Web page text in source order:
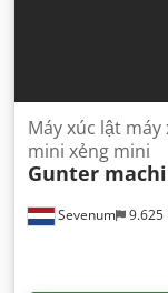
Sevenum 9.625
Máy xúc lật
mini xẻng mini
Gunter